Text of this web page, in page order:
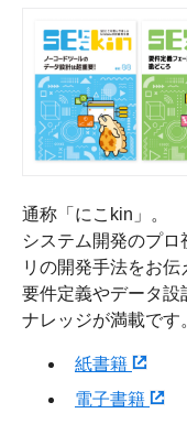
通称「にこkin」。
システム開発のプ
リの開発手法をお伝
要件定義やデータ
ナレッジが満載です
紙書籍
電子書籍